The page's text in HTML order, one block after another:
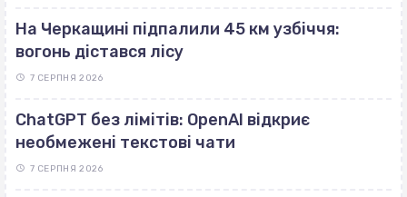
На Черкащині підпалили 45 км узбіччя:
вогонь дістався лісу
7 СЕРПНЯ 2026
ChatGPT без лімітів: OpenAI відкриє
необмежені текстові чати
7 СЕРПНЯ 2026